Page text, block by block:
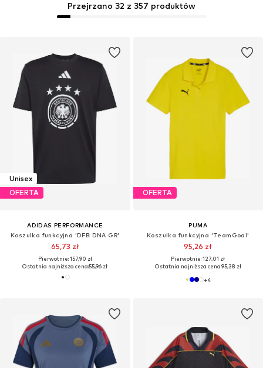
Przejrzano 32 z 357 produktów
Unisex
OFERTA
ADIDAS PERFORMANCE
Koszulka funkcyjna 'DFB DNA GR'
65,73 zł
Pierwotnie: 157,90 zł
Ostatnia najniższa cena:55,96 zł
OFERTA
PUMA
Koszulka funkcyjna 'TeamGoal'
95,26 zł
Pierwotnie: 127,01 zł
Ostatnia najniższa cena:95,38 zł
+4